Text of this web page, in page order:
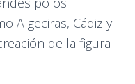
Algeciras, Cádiz y
de la figura